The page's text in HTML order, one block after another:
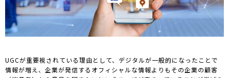
UGCが重要視されている理由として、デジタルが一般的になったことで
情報が増え、企業が発信するオフィシャルな情報よりもその企業の顧客